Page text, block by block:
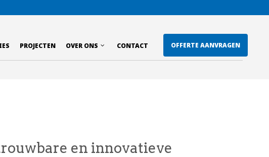
PROJECTEN OVER ONS CONTACT OFFERTE AANVRAGEN
en innovatieve
MENU